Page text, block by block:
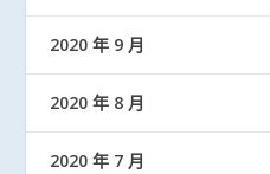
2020 年 9 月
2020 年 8 月
2020 年 7 月